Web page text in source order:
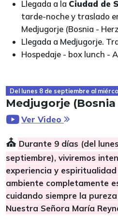
Llegada a la Ciudad de
tarde-noche y traslado
Medjugorje (Bosnia -
Llegada a Medjugorje.
Hospedaje - box lunch -
Del lunes 8 de septiembre al
Medjugorje
Ver Video
⛪ Durante 9 días (del
septiembre), viviremos
experiencia y
ambiente completamente
cuidando siempre la
Nuestra Señora María